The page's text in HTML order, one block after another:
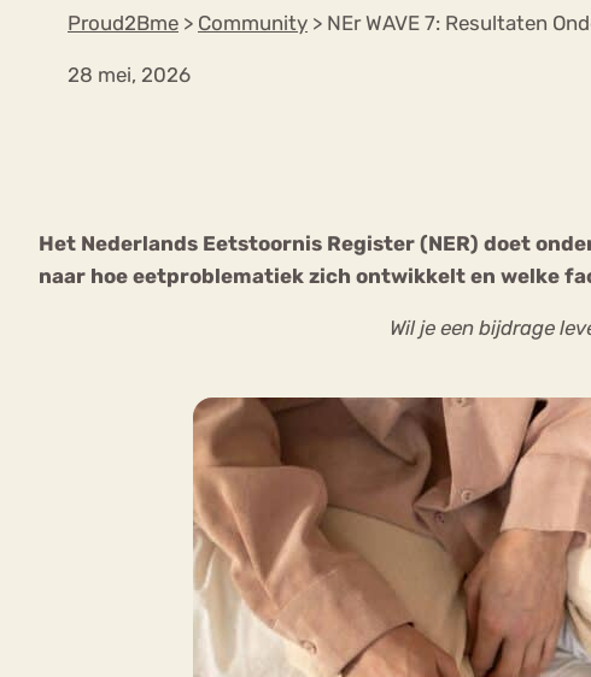
Proud2Bme > Community > NEr WAVE 7: Resultaten
28 mei, 2026
Het Nederlands Eetstoornis Register (NER) doet
naar hoe eetproblematiek zich ontwikkelt en welke
Wil je een bijdrage
Orthorexia
Afvallen Angst